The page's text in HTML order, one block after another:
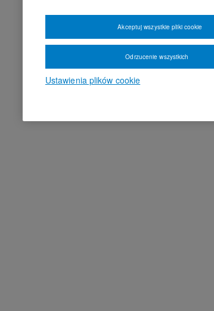
Ustawienia plików cookie
Odrzucenie wszystkich
Akceptuj wszystkie pliki cookie